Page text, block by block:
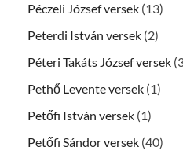
Péczeli József versek (13)
Peterdi István versek (2)
Péteri Takáts József versek
Pethő Levente versek (1)
Petőfi István versek (1)
Petőfi Sándor versek (40)